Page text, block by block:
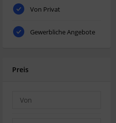
Von Privat
Gewerbliche Angebote
Preis